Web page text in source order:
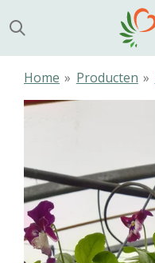
direct
naar
Home » Producten »